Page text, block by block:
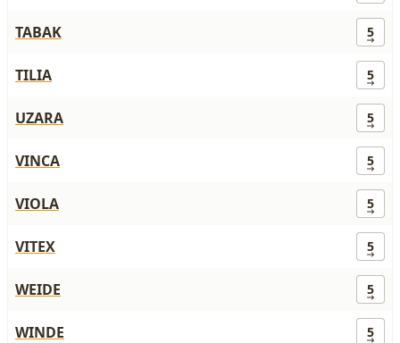
TABAK 5
TILIA 5
UZARA 5
VINCA 5
VIOLA 5
VITEX 5
WEIDE 5
WINDE 5